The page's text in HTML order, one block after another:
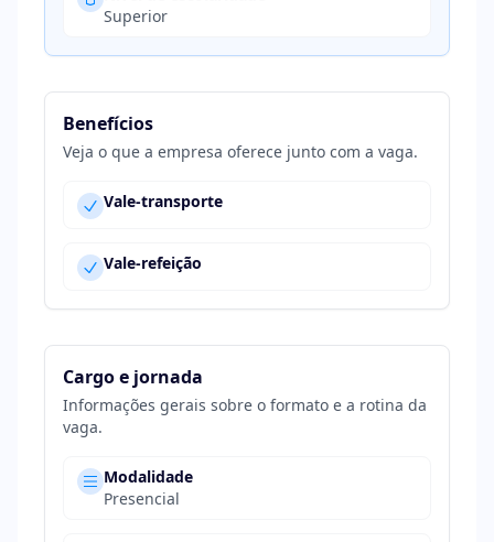
Superior
Benefícios
Veja o que a empresa oferece junto com a vaga.
Vale-transporte
Vale-refeição
Cargo e jornada
Informações gerais sobre o formato e a rotina da
vaga.
Modalidade
Presencial